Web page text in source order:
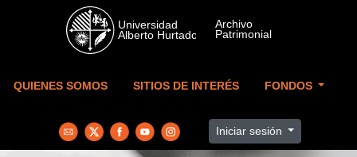
Skip to main content
QUIENES SOMOS SITIOS DE INTERÉS FONDOS
Iniciar sesión